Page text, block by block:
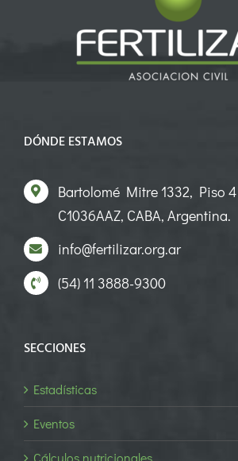
DÓNDE ESTAMOS
Bartolomé Mitre 1332, Piso 4
C1036AAZ, CABA, Argentina.
info@fertilizar.org.ar
(54) 11 3888-9300
SECCIONES
Estadísticas
Eventos
Cálculos nutricionales